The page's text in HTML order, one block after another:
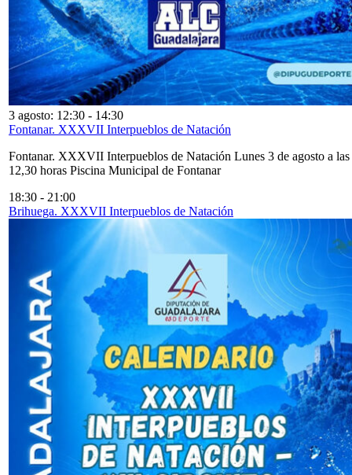
3 agosto: 12:30 - 14:30
Fontanar. XXXVII Interpueblos de Natación
Fontanar. XXXVII Interpueblos de Natación Lunes 3 de agosto a las
12,30 horas Piscina Municipal de Fontanar
18:30 - 21:00
Brihuega. XXXVII Interpueblos de Natación